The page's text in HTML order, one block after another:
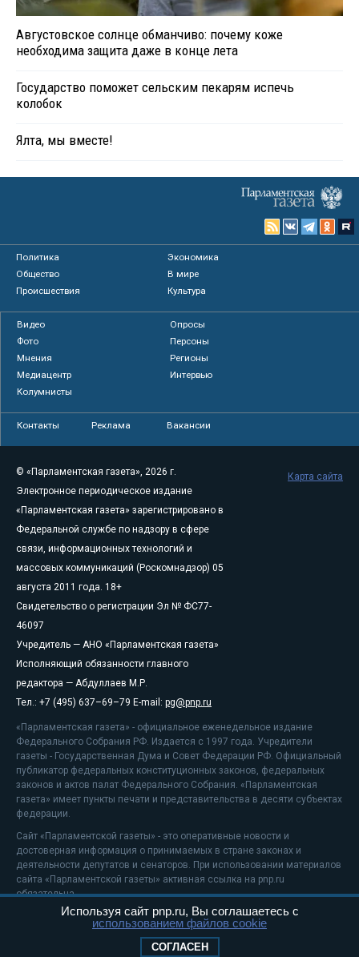
Августовское солнце обманчиво: почему коже
необходима защита даже в конце лета
Государство поможет сельским пекарям испечь
колобок
Ялта, мы вместе!
Политика
Экономика
Общество
В мире
Происшествия
Культура
Видео
Опросы
Фото
Персоны
Мнения
Регионы
Медиацентр
Интервью
Колумнисты
Контакты Реклама Вакансии
© «Парламентская газета», 2026 г.
Электронное периодическое издание
«Парламентская газета» зарегистрировано в
Федеральной службе по надзору в сфере
связи, информационных технологий и
массовых коммуникаций (Роскомнадзор) 05
августа 2011 года. 18+
Свидетельство о регистрации Эл № ФС77-
46097
Учредитель — АНО «Парламентская газета»
Исполняющий обязанности главного
редактора — Абдуллаев М.Р.
Тел.: +7 (495) 637–69–79 E-mail: pg@pnp.ru
«Парламентская газета» - официальное еженедельное издание
Федерального Собрания РФ. Издается с 1997 года. Учредители
газеты - Государственная Дума и Совет Федерации РФ. Официальный
публикатор федеральных конституционных законов, федеральных
законов и актов палат Федерального Собрания. «Парламентская
газета» имеет пункты печати и представительства в десяти субъектах
федерации.
Сайт «Парламентской газеты» - это оперативные новости и
достоверная информация о принимаемых в стране законах и
деятельности депутатов и сенаторов. При использовании материалов
сайта «Парламентской газеты» активная ссылка на pnp.ru
обязательна.
На информационном ресурсе применяютсярекомендательные
Положение о защите персональных данных
Карта сайта
Используя сайт pnp.ru, Вы соглашаетесь с
использованием файлов cookie
СОГЛАСЕН